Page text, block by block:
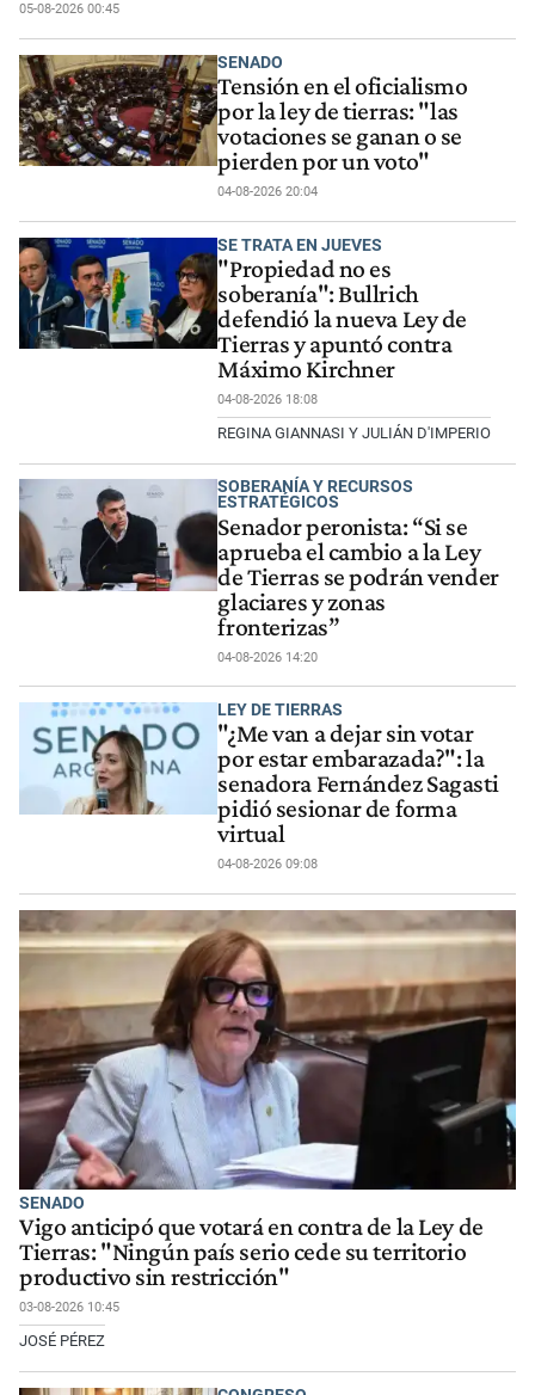
05-08-2026 00:45
SENADO
Tensión en el oficialismo
por la ley de tierras: "las
votaciones se ganan o se
pierden por un voto"
04-08-2026 20:04
SE TRATA EN JUEVES
"Propiedad no es
soberanía": Bullrich
defendió la nueva Ley de
Tierras y apuntó contra
Máximo Kirchner
04-08-2026 18:08
REGINA GIANNASI Y JULIÁN D'IMPERIO
SOBERANÍA Y RECURSOS
ESTRATÉGICOS
Senador peronista: “Si se
aprueba el cambio a la Ley
de Tierras se podrán vender
glaciares y zonas
fronterizas”
04-08-2026 14:20
LEY DE TIERRAS
"¿Me van a dejar sin votar
por estar embarazada?": la
senadora Fernández Sagasti
pidió sesionar de forma
virtual
04-08-2026 09:08
SENADO
Vigo anticipó que votará en contra de la Ley de
Tierras: "Ningún país serio cede su territorio
productivo sin restricción"
03-08-2026 10:45
JOSÉ PÉREZ